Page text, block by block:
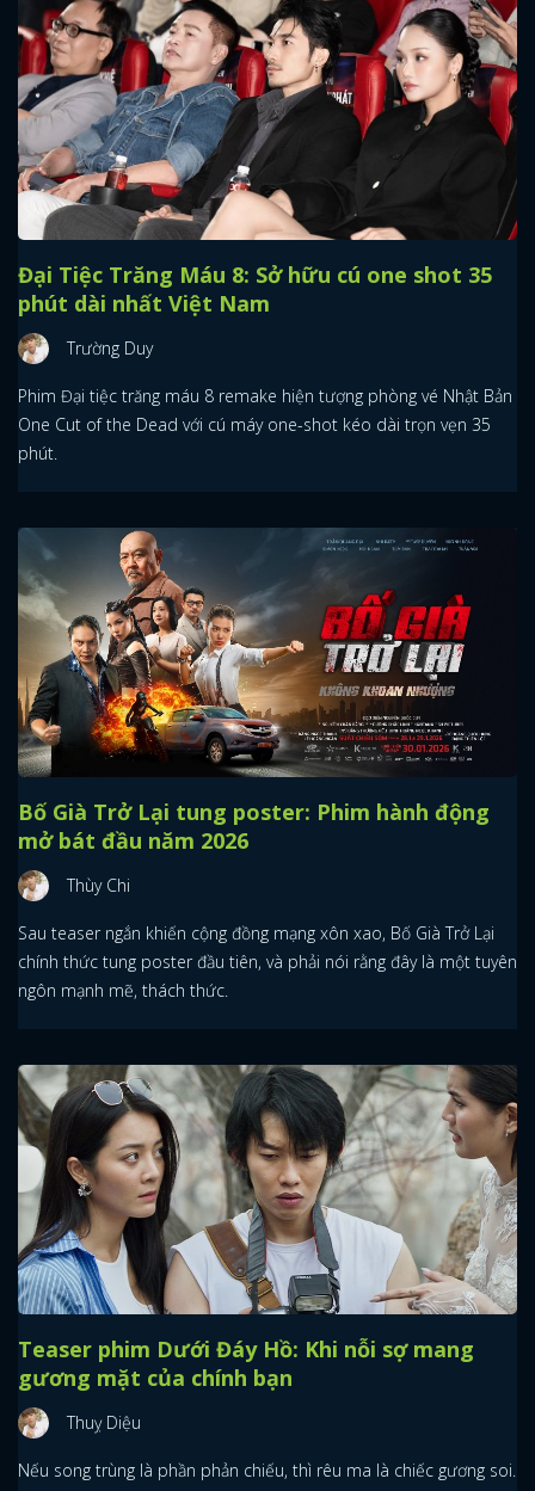
Đại Tiệc Trăng Máu 8: Sở hữu cú one shot 35
phút dài nhất Việt Nam
Trường Duy
Phim Đại tiệc trăng máu 8 remake hiện tượng phòng vé Nhật Bản
One Cut of the Dead với cú máy one-shot kéo dài trọn vẹn 35
phút.
Bố Già Trở Lại tung poster: Phim hành động
mở bát đầu năm 2026
Thùy Chi
Sau teaser ngắn khiến cộng đồng mạng xôn xao, Bố Già Trở Lại
chính thức tung poster đầu tiên, và phải nói rằng đây là một tuyên
ngôn mạnh mẽ, thách thức.
Teaser phim Dưới Đáy Hồ: Khi nỗi sợ mang
gương mặt của chính bạn
Thuỵ Diệu
Nếu song trùng là phần phản chiếu, thì rêu ma là chiếc gương soi.